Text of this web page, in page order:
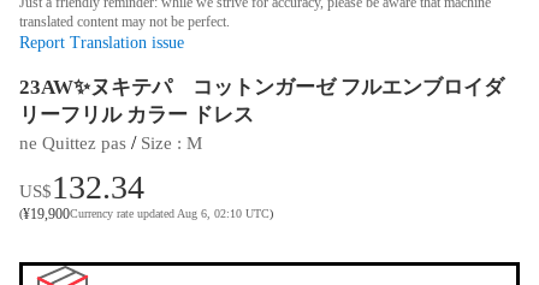
translated content may not be perfect.
Report Translation issue
23AW✨ヌキテパ コットンガーゼ フルエンブロイダ
リーフリル カラー ドレス
ne Quittez pas / Size : M
US$132.34
(¥19,900Currency rate updated Aug 6, 02:10 UTC)